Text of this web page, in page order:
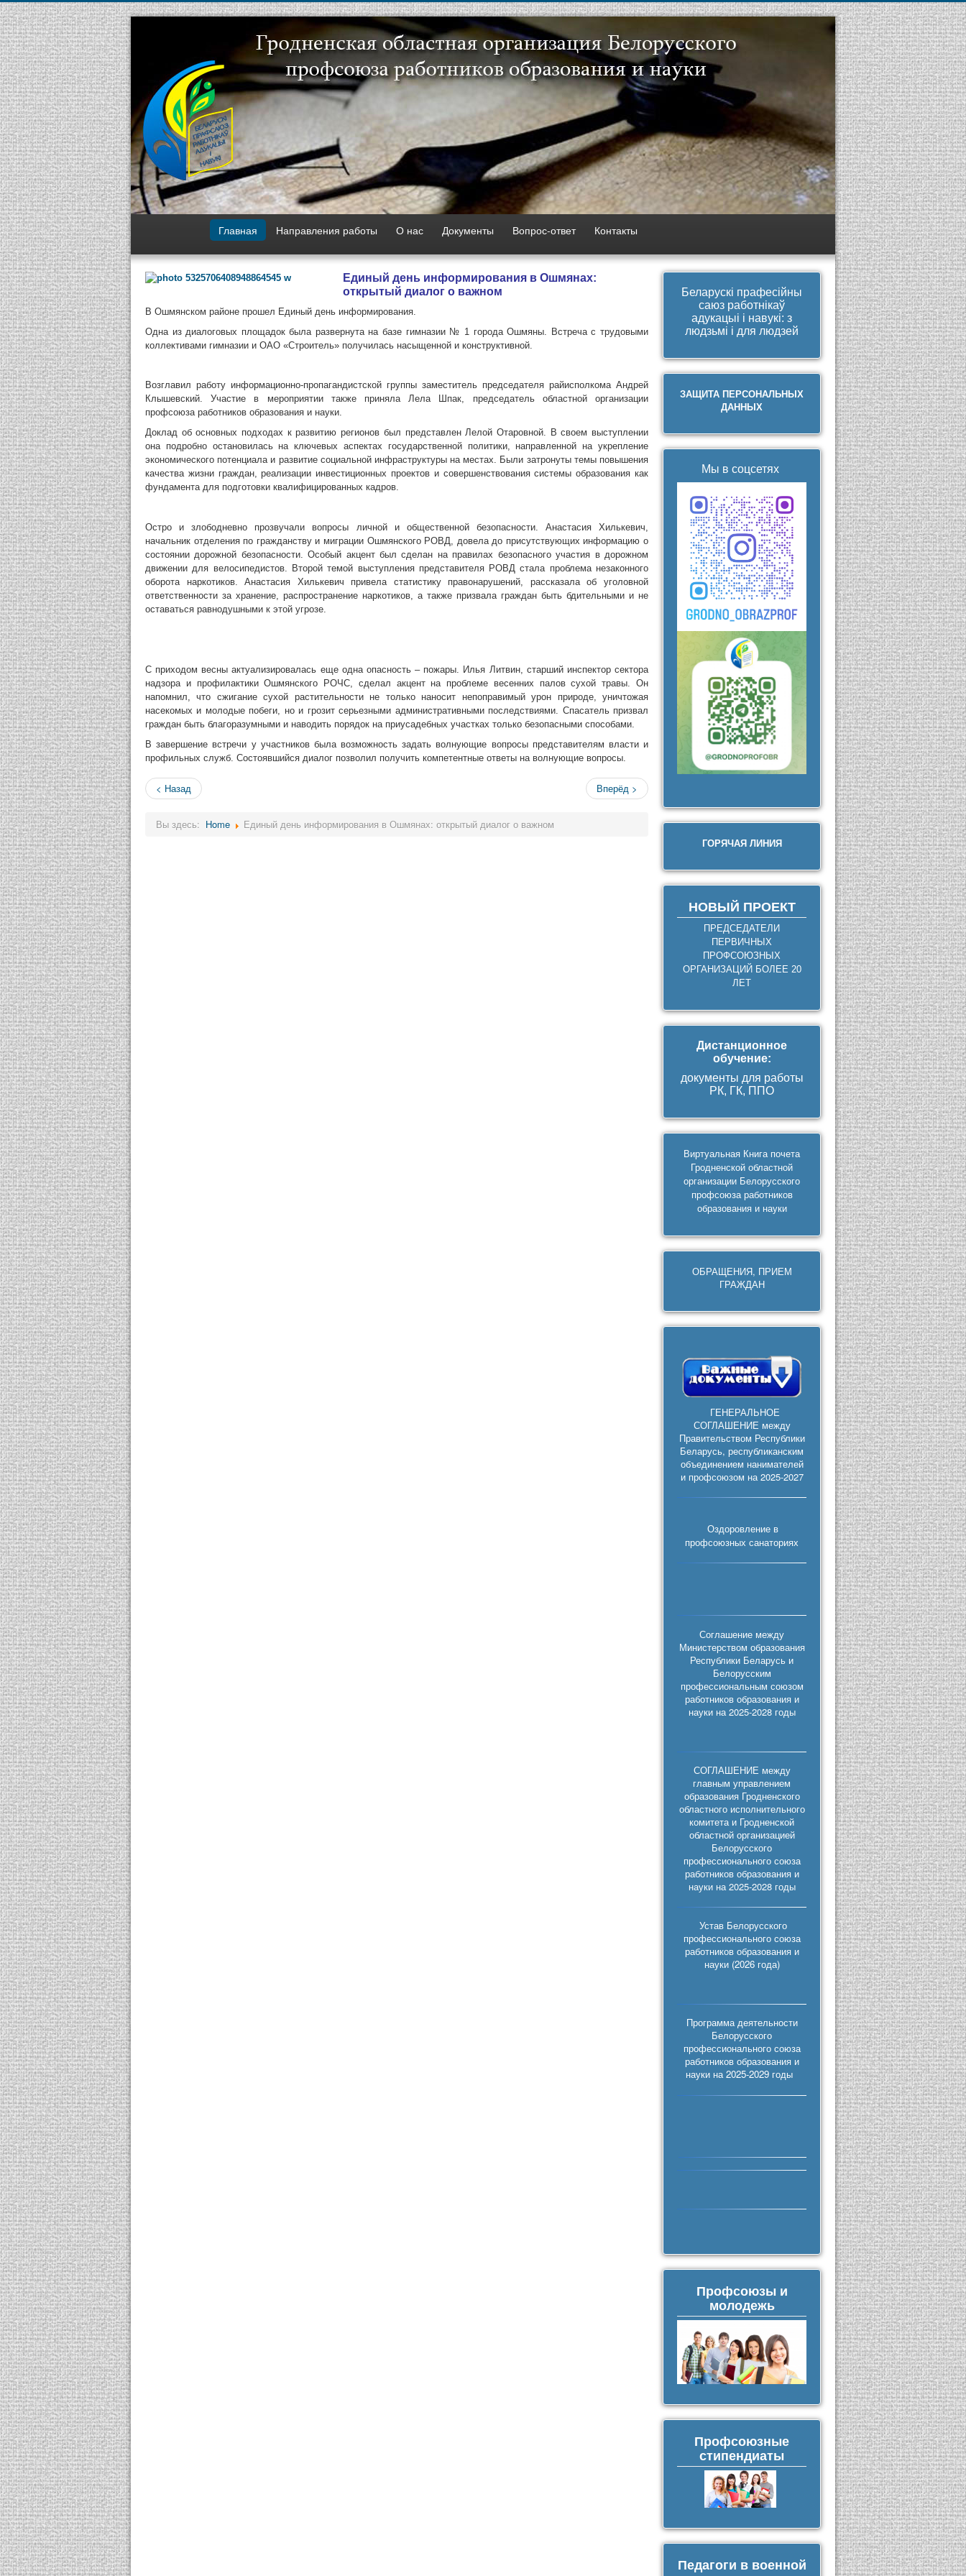
Главная Направления работы О нас Документы Вопрос-ответ Контакты
Единый день информирования в Ошмянах:
открытый диалог о важном
В Ошмянском районе прошел Единый день информирования.
Одна из диалоговых площадок была развернута на базе гимназии № 1 города Ошмяны. Встреча с трудовыми
коллективами гимназии и ОАО «Строитель» получилась насыщенной и конструктивной.
Возглавил работу информационно-пропагандистской группы заместитель председателя райисполкома Андрей
Клышевский. Участие в мероприятии также приняла Лела Шпак, председатель областной организации
профсоюза работников образования и науки.
Доклад об основных подходах к развитию регионов был представлен Лелой Отаровной. В своем выступлении
она подробно остановилась на ключевых аспектах государственной политики, направленной на укрепление
экономического потенциала и развитие социальной инфраструктуры на местах. Были затронуты темы повышения
качества жизни граждан, реализации инвестиционных проектов и совершенствования системы образования как
фундамента для подготовки квалифицированных кадров.
Остро и злободневно прозвучали вопросы личной и общественной безопасности. Анастасия Хилькевич,
начальник отделения по гражданству и миграции Ошмянского РОВД, довела до присутствующих информацию о
состоянии дорожной безопасности. Особый акцент был сделан на правилах безопасного участия в дорожном
движении для велосипедистов. Второй темой выступления представителя РОВД стала проблема незаконного
оборота наркотиков. Анастасия Хилькевич привела статистику правонарушений, рассказала об уголовной
ответственности за хранение, распространение наркотиков, а также призвала граждан быть бдительными и не
оставаться равнодушными к этой угрозе.
С приходом весны актуализировалась еще одна опасность – пожары. Илья Литвин, старший инспектор сектора
надзора и профилактики Ошмянского РОЧС, сделал акцент на проблеме весенних палов сухой травы. Он
напомнил, что сжигание сухой растительности не только наносит непоправимый урон природе, уничтожая
насекомых и молодые побеги, но и грозит серьезными административными последствиями. Спасатель призвал
граждан быть благоразумными и наводить порядок на приусадебных участках только безопасными способами.
В завершение встречи у участников была возможность задать волнующие вопросы представителям власти и
профильных служб. Состоявшийся диалог позволил получить компетентные ответы на волнующие вопросы.
< Назад Вперёд >
Вы здесь: Home Единый день информирования в Ошмянах: открытый диалог о важном
Беларускі прафесійны
саюз работнікаў
адукацыі і навукі: з
людзьмі і для людзей
ЗАЩИТА ПЕРСОНАЛЬНЫХ
ДАННЫХ
Мы в соцсетях
ГОРЯЧАЯ ЛИНИЯ
НОВЫЙ ПРОЕКТ
ПРЕДСЕДАТЕЛИ
ПЕРВИЧНЫХ
ПРОФСОЮЗНЫХ
ОРГАНИЗАЦИЙ БОЛЕЕ 20
ЛЕТ
Дистанционное
обучение:
документы для работы
РК, ГК, ППО
Виртуальная Книга почета
Гродненской областной
организации Белорусского
профсоюза работников
образования и науки
ОБРАЩЕНИЯ, ПРИЕМ
ГРАЖДАН
ГЕНЕРАЛЬНОЕ
СОГЛАШЕНИЕ между
Правительством Республики
Беларусь, республиканским
объединением нанимателей
и профсоюзом на 2025-2027
Оздоровление в
профсоюзных санаториях
Соглашение между
Министерством образования
Республики Беларусь и
Белорусским
профессиональным союзом
работников образования и
науки на 2025-2028 годы
СОГЛАШЕНИЕ между
главным управлением
образования Гродненского
областного исполнительного
комитета и Гродненской
областной организацией
Белорусского
профессионального союза
работников образования и
науки на 2025-2028 годы
Устав Белорусского
профессионального союза
работников образования и
науки (2026 года)
Программа деятельности
Белорусского
профессионального союза
работников образования и
науки на 2025-2029 годы
Профсоюзы и
молодежь
Профсоюзные
стипендиаты
Педагоги в военной